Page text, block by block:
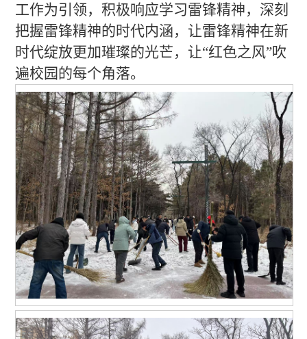
工作为引领，积极响应学习雷锋精神，深刻
把握雷锋精神的时代内涵，让雷锋精神在新
时代绽放更加璀璨的光芒，让“红色之风”吹
遍校园的每个角落。